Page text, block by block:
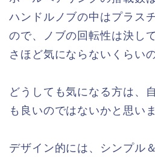
ハンドルノブの中はプラス
ので、ノブの回転性は決し
さほど気にならないくらい
どうしても気になる方は、
も良いのではないかと思いま
デザイン的には、シンプル